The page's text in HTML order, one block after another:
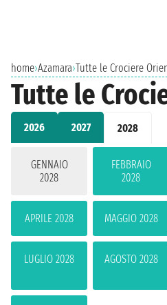
home›Azamara›Tutte le Crociere
Tutte le
2026 2027 2028
GENNAIO
2028
FEBBRAIO
2028
APRILE 2028 MAGGIO 2028
LUGLIO 2028 AGOSTO 2028